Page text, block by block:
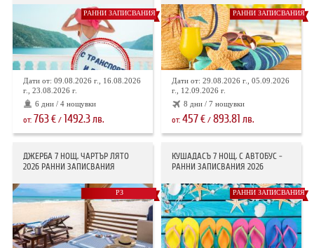
РАННИ ЗАПИСВАНИЯ
Дати от: 09.08.2026 г., 16.08.2026
г., 23.08.2026 г.
6 дни / 4 нощувки
от: 763€/ 1492.3лв.
РАННИ ЗАПИСВАНИЯ
Дати от: 29.08.2026 г., 05.09.2026
г., 12.09.2026 г.
8 дни / 7 нощувки
от:457€ /893.81 лв.
ДЖЕРБА 7 НОЩ. ЧАРТЪР ЛЯТО
2026 РАННИ ЗАПИСВАНИЯ
РЗ
КУШАДАСЪ 7 НОЩ. С АВТОБУС -
РАННИ ЗАПИСВАНИЯ 2026
РАННИ ЗАПИСВАНИЯ